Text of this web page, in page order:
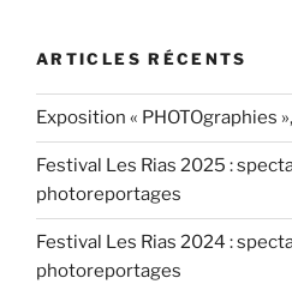
12.5.2017 »
ARTICLES RÉCENTS
Exposition « PHOTOgraphies
Festival Les Rias 2025 :
photoreportages
Festival Les Rias 2024 :
photoreportages